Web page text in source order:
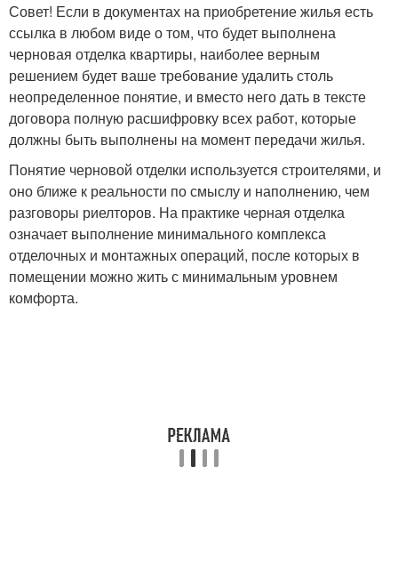
Совет! Если в документах на приобретение жилья есть
ссылка в любом виде о том, что будет выполнена
черновая отделка квартиры, наиболее верным
решением будет ваше требование удалить столь
неопределенное понятие, и вместо него дать в тексте
договора полную расшифровку всех работ, которые
должны быть выполнены на момент передачи жилья.
Понятие черновой отделки используется строителями, и
оно ближе к реальности по смыслу и наполнению, чем
разговоры риелторов. На практике черная отделка
означает выполнение минимального комплекса
отделочных и монтажных операций, после которых в
помещении можно жить с минимальным уровнем
комфорта.